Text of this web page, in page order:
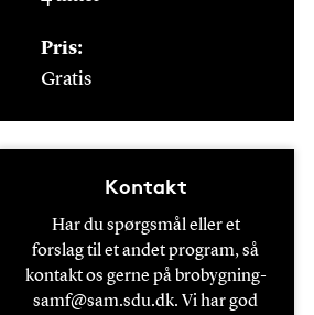
Pris:
Gratis
Kontakt
Har du spørgsmål eller et
forslag til et andet program, så
kontakt os gerne på brobygning-
samf@sam.sdu.dk. Vi har god